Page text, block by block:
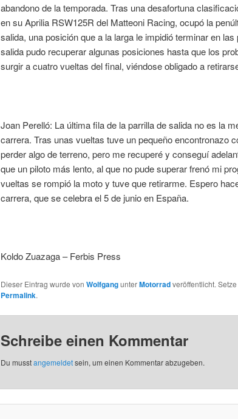
abandono de la temporada. Tras una desafortuna
en su Aprilia RSW125R del Matteoni Racing, ocupó la
salida, una posición que a la larga le impidió terminar en
salida pudo recuperar algunas posiciones hasta que los
surgir a cuatro vueltas del final, viéndose obligado a
Joan Perelló: La última fila de la parrilla de salida no es la
carrera. Tras unas vueltas tuve un pequeño encontronazo
perder algo de terreno, pero me recuperé y conseguí
que un piloto más lento, al que no pude superar frenó mi
vueltas se rompió la moto y tuve que retirarme. Espero
carrera, que se celebra el 5 de junio en España.
Koldo Zuazaga – Ferbis Press
Dieser Eintrag wurde von WolfgangunterMotorradveröffentlicht.
Permalink.
Schreibe einen Kommentar
Du musstangemeldetsein, um einen Kommentar abzugeben.